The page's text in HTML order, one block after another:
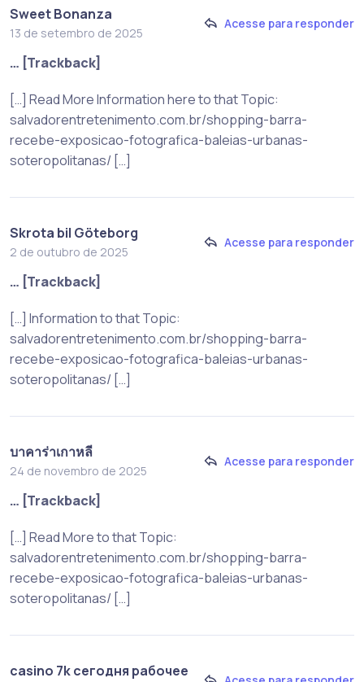
Sweet Bonanza
13 de setembro de 2025
Acesse para responder
… [Trackback]
[…] Read More Information here to that Topic:
salvadorentretenimento.com.br/shopping-barra-
recebe-exposicao-fotografica-baleias-urbanas-
soteropolitanas/ […]
Skrota bil Göteborg
2 de outubro de 2025
Acesse para responder
… [Trackback]
[…] Information to that Topic:
salvadorentretenimento.com.br/shopping-barra-
recebe-exposicao-fotografica-baleias-urbanas-
soteropolitanas/ […]
บาคาร่าเกาหลี
24 de novembro de 2025
Acesse para responder
… [Trackback]
[…] Read More to that Topic:
salvadorentretenimento.com.br/shopping-barra-
recebe-exposicao-fotografica-baleias-urbanas-
soteropolitanas/ […]
casino 7k сегодня рабочее